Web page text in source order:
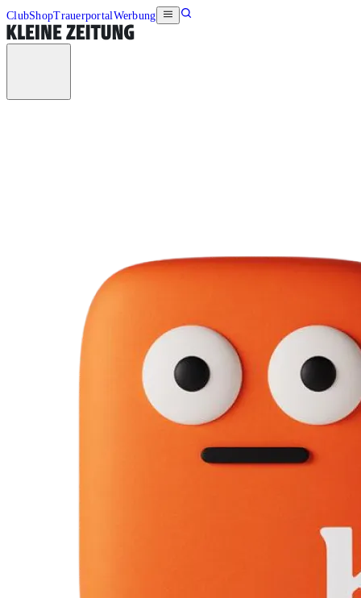
ClubShopTrauerportalWerbung